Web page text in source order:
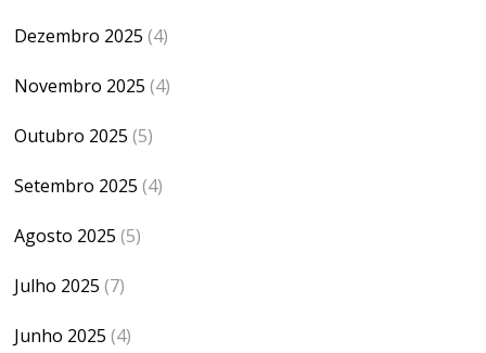
Dezembro 2025 (4)
Novembro 2025 (4)
Outubro 2025 (5)
Setembro 2025 (4)
Agosto 2025 (5)
Julho 2025 (7)
Junho 2025 (4)